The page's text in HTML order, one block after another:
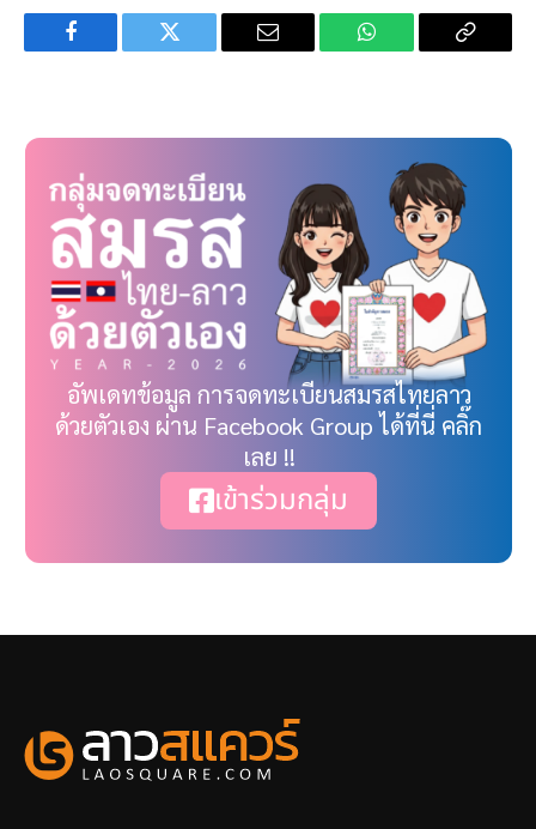
Facebook Twitter Email WhatsApp Copy
อัพเดทข้อมูล การจดทะเบียนสมรสไทยลาว
ด้วยตัวเอง ผ่าน Facebook Group ได้ที่นี่ คลิ๊ก
เลย !!
เข้าร่วมกลุ่ม